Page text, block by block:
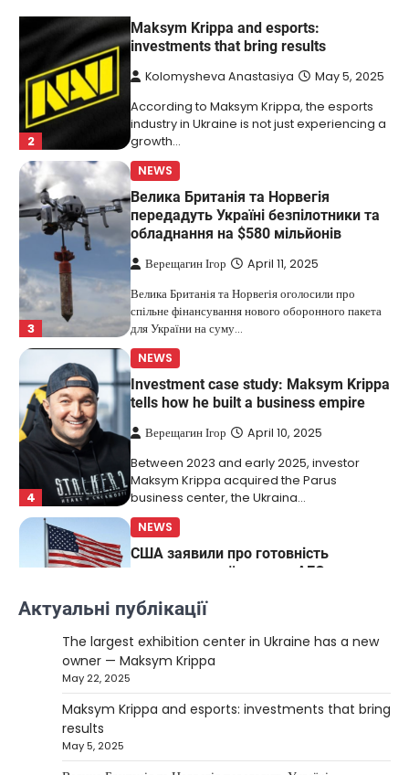
2
Maksym Krippa and esports:
investments that bring results
Kolomysheva Anastasiya May 5, 2025
According to Maksym Krippa, the esports
industry in Ukraine is not just experiencing a
growth…
3
NEWS
Велика Британія та Норвегія
передадуть Україні безпілотники та
обладнання на $580 мільйонів
Верещагин Ігор April 11, 2025
Велика Британія та Норвегія оголосили про
спільне фінансування нового оборонного пакета
для України на суму…
4
NEWS
Investment case study: Maksym Krippa
tells how he built a business empire
Верещагин Ігор April 10, 2025
Between 2023 and early 2025, investor
Maksym Krippa acquired the Parus
business center, the Ukraina…
NEWS
США заявили про готовність
керувати українськими АЕС
Верещагин Ігор
Міністр енергетики США Кріс Райт заявив, що
Сполучені Штати “без проблем” візьмуть на себе
управління…
NEWS
The largest exhibition center in Ukraine
Kolomysheva Anastasiya
May 22,
Актуальні публікації
The largest exhibition center in Ukraine has a new
owner — Maksym Krippa
May 22, 2025
Maksym Krippa and esports: investments that bring
results
May 5, 2025